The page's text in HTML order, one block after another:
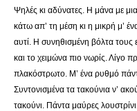
Ψηλές κι αδύνατες. Η μάνα με
κάτω απ’ τη μέση κι η μικρή μ’
αυτί. Η συνηθισμένη βόλτα τους
και το χειμώνα πιο νωρίς. Λίγο
πλακόστρωτο. Μ’ ένα ρυθμό
Συντονισμένα τα τακούνια ν’
τακούνι. Πάντα μαύρες